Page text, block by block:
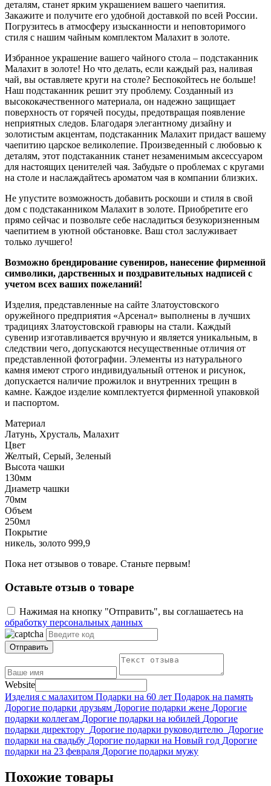
деталям, станет ярким украшением вашего чаепития.
Закажите и получите его удобной доставкой по всей России.
Погрузитесь в атмосферу изысканности и неповторимого
стиля с нашим чайным комплектом Малахит в золоте.
Избранное украшение вашего чайного стола – подстаканник
Малахит в золоте! Но что делать, если каждый раз, наливая
чай, вы оставляете круги на столе? Беспокойтесь не больше!
Наш подстаканник решит эту проблему. Созданный из
высококачественного материала, он надежно защищает
поверхность от горячей посуды, предотвращая появление
неприятных следов. Благодаря элегантному дизайну и
золотистым акцентам, подстаканник Малахит придаст вашему
чаепитию царское великолепие. Произведенный с любовью к
деталям, этот подстаканник станет незаменимым аксессуаром
для настоящих ценителей чая. Забудьте о проблемах с кругами
на столе и наслаждайтесь ароматом чая в компании близких.
Не упустите возможность добавить роскоши и стиля в свой
дом с подстаканником Малахит в золоте. Приобретите его
прямо сейчас и позвольте себе насладиться безукоризненным
чаепитием в уютной обстановке. Ваш стол заслуживает
только лучшего!
Возможно брендирование сувениров, нанесение фирменной
символики, дарственных и поздравительных надписей с
учетом всех ваших пожеланий!
Изделия, представленные на сайте Златоустовского
оружейного предприятия «Арсенал» выполнены в лучших
традициях Златоустовской гравюры на стали. Каждый
сувенир изготавливается вручную и является уникальным, в
следствии чего, допускаются несущественные отличия от
представленной фотографии. Элементы из натурального
камня имеют строго индивидуальный оттенок и рисунок,
допускается наличие прожилок и внутренних трещин в
камне. Каждое изделие комплектуется фирменной упаковкой
и паспортом.
Материал
Латунь, Хрусталь, Малахит
Цвет
Желтый, Серый, Зеленый
Высота чашки
130мм
Диаметр чашки
70мм
Объем
250мл
Покрытие
никель, золото 999,9
Пока нет отзывов о товаре. Станьте первым!
Оставьте отзыв о товаре
Нажимая на кнопку "Отправить", вы соглашаетесь на
обработку персональных данных
Отправить
Website
Изделия с малахитом Подарки на 60 лет Подарок на память
Дорогие подарки друзьям Дорогие подарки жене Дорогие
подарки коллегам Дорогие подарки на юбилей Дорогие
подарки директору Дорогие подарки руководителю Дорогие
подарки на свадьбу Дорогие подарки на Новый год Дорогие
подарки на 23 февраля Дорогие подарки мужу
Похожие товары